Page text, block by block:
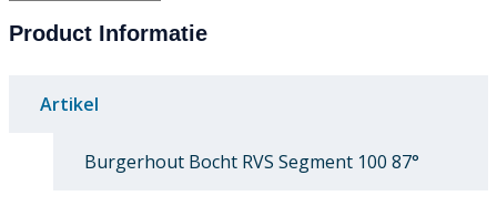
Product Informatie
Artikel
Burgerhout Bocht RVS Segment 100 87°